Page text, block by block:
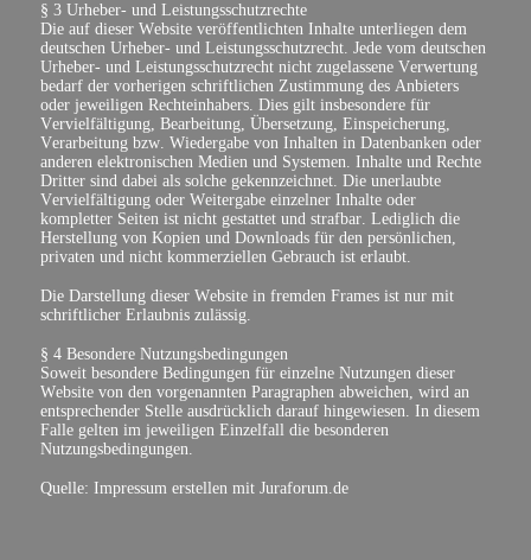
§ 3 Urheber- und Leistungsschutzrechte
Die auf dieser Website veröffentlichten Inhalte unterliegen dem
deutschen Urheber- und Leistungsschutzrecht. Jede vom deutschen
Urheber- und Leistungsschutzrecht nicht zugelassene Verwertung
bedarf der vorherigen schriftlichen Zustimmung des Anbieters
oder jeweiligen Rechteinhabers. Dies gilt insbesondere für
Vervielfältigung, Bearbeitung, Übersetzung, Einspeicherung,
Verarbeitung bzw. Wiedergabe von Inhalten in Datenbanken oder
anderen elektronischen Medien und Systemen. Inhalte und Rechte
Dritter sind dabei als solche gekennzeichnet. Die unerlaubte
Vervielfältigung oder Weitergabe einzelner Inhalte oder
kompletter Seiten ist nicht gestattet und strafbar. Lediglich die
Herstellung von Kopien und Downloads für den persönlichen,
privaten und nicht kommerziellen Gebrauch ist erlaubt.
Die Darstellung dieser Website in fremden Frames ist nur mit
schriftlicher Erlaubnis zulässig.
§ 4 Besondere Nutzungsbedingungen
Soweit besondere Bedingungen für einzelne Nutzungen dieser
Website von den vorgenannten Paragraphen abweichen, wird an
entsprechender Stelle ausdrücklich darauf hingewiesen. In diesem
Falle gelten im jeweiligen Einzelfall die besonderen
Nutzungsbedingungen.
Quelle: Impressum erstellen mit Juraforum.de